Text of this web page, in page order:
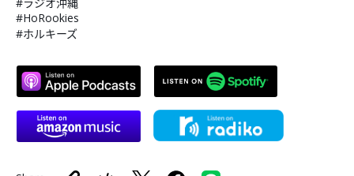
#HoRookies
#ホルキーズ